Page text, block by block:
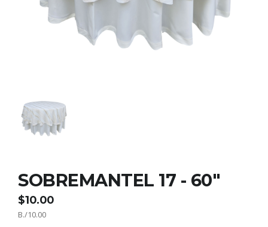
SOBREMANTEL 17 - 60"
$10.00
B./10.00